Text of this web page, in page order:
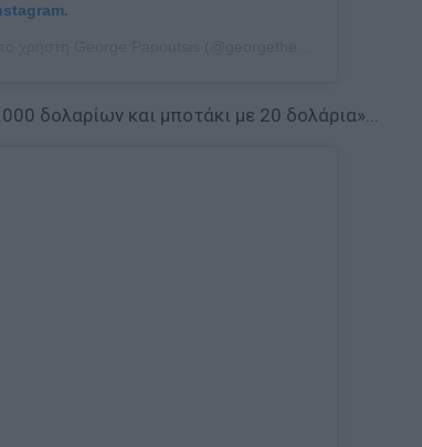
δολαρίων και μποτάκι με 20 δολάρια»...